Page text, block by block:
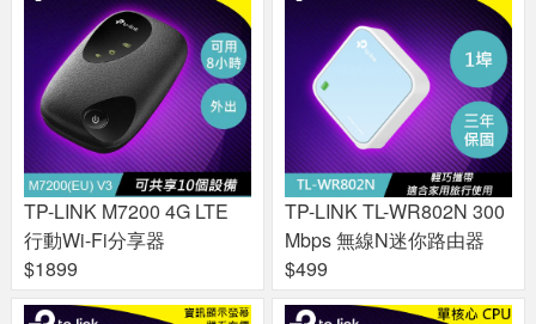
TP-LINK M7200 4G LTE
行動Wi-Fi分享器
$1899
TP-LINK TL-WR802N 300
Mbps 無線N迷你路由器
$499